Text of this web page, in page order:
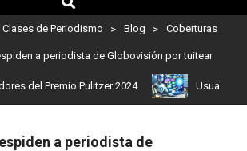
Clases de Periodismo > Blog > Coberturas
a periodista de Globovisión por tuitear
del Premio Pulitzer 2024 Usuarios de
a periodista de